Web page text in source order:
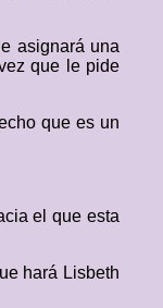
asignará una
que le pide
que es un
el que esta
hará Lisbeth